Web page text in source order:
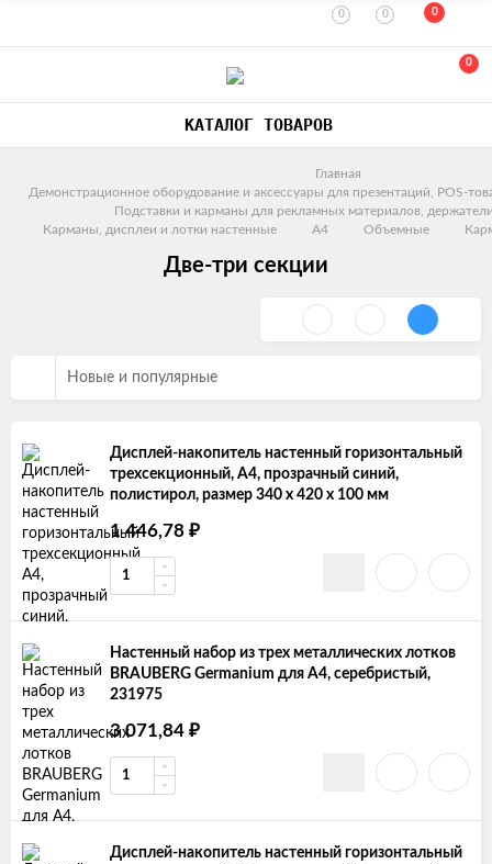
0 0 0
0
КАТАЛОГ ТОВАРОВ
Главная
Демонстрационное оборудование и аксессуары для презентаций, POS-
Подставки и карманы для рекламных материалов,
Карманы, дисплеи и лотки настенные
A4 Объемные
Две-три секции
Новые и популярные
Дисплей-накопитель настенный горизонтальный
трехсекционный, А4, прозрачный синий,
полистирол, размер 340 х 420 х 100 мм
1 446,78 ₽
Настенный набор из трех металлических лотков
BRAUBERG Germanium для А4, серебристый,
231975
3 071,84 ₽
Дисплей-накопитель настенный горизонтальный